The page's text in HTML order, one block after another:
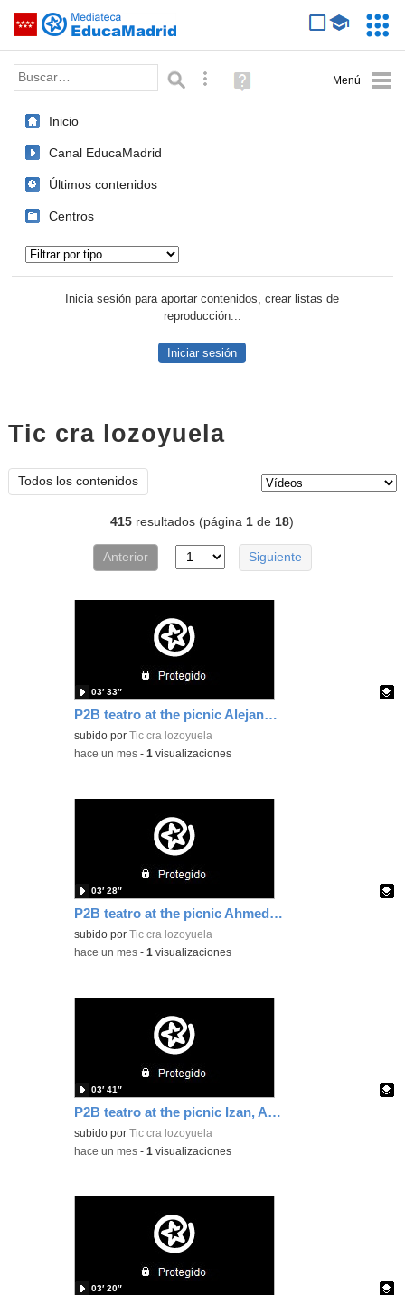
Saltar navegación
Palabra o frase: Búsqueda avanzada
Ayuda
(en
Inicio
Canal EducaMadrid
Últimos contenidos
Centros
Inicia sesión para aportar contenidos, crear listas de
reproducción...
Iniciar sesión
Tic cra lozoyuela
Todos los contenidos
415 resultados (página1 de18)
Anterior Siguiente
P2B teatro at the picnic Alejandro, Candela, Enara y Hadal
Contenido educativo.
subido por Tic cra lozoyuela
03′ 33″
-hace un mes -1 visualizaciones
P2B teatro at the picnic Ahmed, Elvia, Keelan y Belén
Contenido educativo.
subido por Tic cra lozoyuela
03′ 28″
-hace un mes -1 visualizaciones
P2B teatro at the picnic Izan, Ariana, Aura y Lola
Contenido educativo.
subido por Tic cra lozoyuela
03′ 41″
-hace un mes -1 visualizaciones
03′ 20″